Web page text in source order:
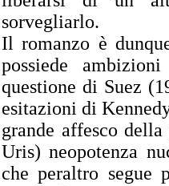
sorvegliarlo.
Il romanzo è
possiede
questione di Suez
esitazioni di
grande affesco
Uris) neopotenza
che peraltro segue